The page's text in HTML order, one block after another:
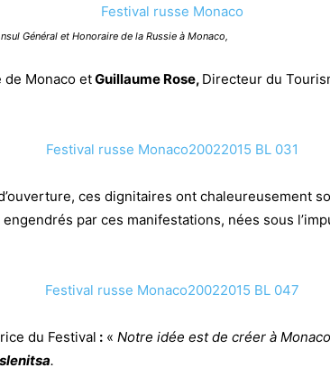
Général et Honoraire de la Russie à Monaco,
de Monaco etGuillaume Rose, Directeur du
ces dignitaires ont chaleureusement
par ces manifestations, nées sous
du Festival : « Notre idée est de créer à
.